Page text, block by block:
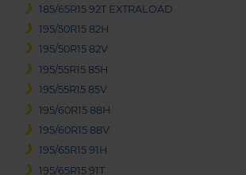
185/65R15 92T EXTRALOAD
195/50R15 82H
195/50R15 82V
195/55R15 85H
195/55R15 85V
195/60R15 88H
195/60R15 88V
195/65R15 91H
195/65R15 91T